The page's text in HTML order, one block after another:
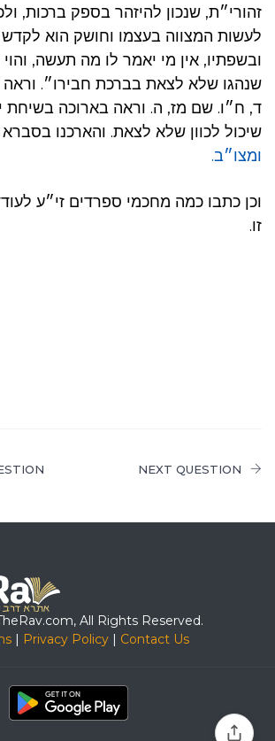
זהורי״ת, שנכון להיזהר בספק ברכות,
לעשות המצווה בעצמו וחושק הוא לקדש
ובשפתיו, אין מי יאמר לו מה תעשה,
שנהגו שלא לצאת בברכת חבירו״.
ד, ח״ו. שם מז, ה. וראה בארוכה
שיכול לכוון שלא לצאת. והארכנו
ומצו״ב.
וכן כתבו כמה מחכמי ספרדים זי״ע
זו.
NEXT QUESTION
All Rights Reserved.
| Privacy Policy | Contact Us